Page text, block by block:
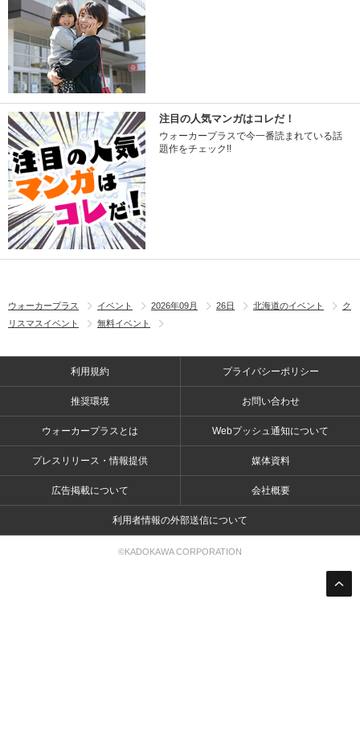
注目の人気マンガはコレだ！
ウォーカープラスで今一番読まれている話
題作をチェック!!
ウォーカープラス イベント 2026年09月 26日 北海道のイベント
ク
リスマスイベント
無料イベント
利用規約 プライバシーポリシー
推奨環境 お問い合わせ
ウォーカープラスとは Webプッシュ通知について
プレスリリース・情報提供 媒体資料
広告掲載について 会社概要
利用者情報の外部送信について
©KADOKAWA CORPORATION